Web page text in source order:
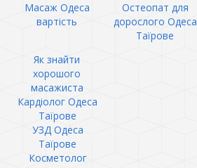
Масаж Одеса
вартість
Остеопат для
дорослого Одеса
Таїрове
Як знайти
хорошого
масажиста
Кардіолог Одеса
Таїрове
УЗД Одеса
Таїрове
Косметолог